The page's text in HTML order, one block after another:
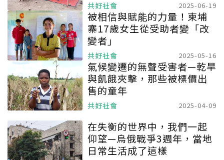
共好社會 2025-06-19
被相信與賦能的力量！柬埔
寨17歲女生從受助者變「改
變者」
共好社會 2025-05-16
氣候變遷的無聲受害者—乾旱
與飢餓夾擊，那些被標價出
售的童年
共好社會 2025-04-09
在失衡的世界中，我們一起
仰望—烏俄戰爭3週年，當地
日常生活成了這樣